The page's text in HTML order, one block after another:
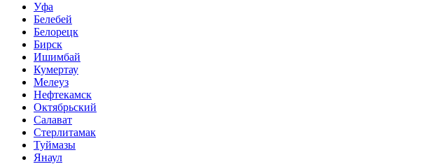
Уфа
Белебей
Белорецк
Бирск
Ишимбай
Кумертау
Мелеуз
Нефтекамск
Октябрьский
Салават
Стерлитамак
Туймазы
Янаул